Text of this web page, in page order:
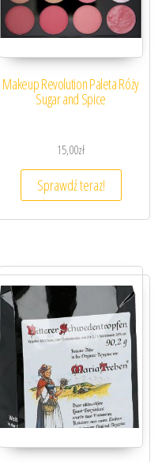
Makeup Revolution Paleta Róży
Sugar and Spice
15,00zł
Sprawdź teraz!